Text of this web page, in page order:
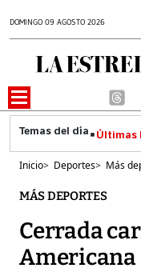
DOMINGO 09 AGOSTO 2026
Últimas
Inicio> Deportes> Más
MÁS DEPORTES
Cerrada
Americana